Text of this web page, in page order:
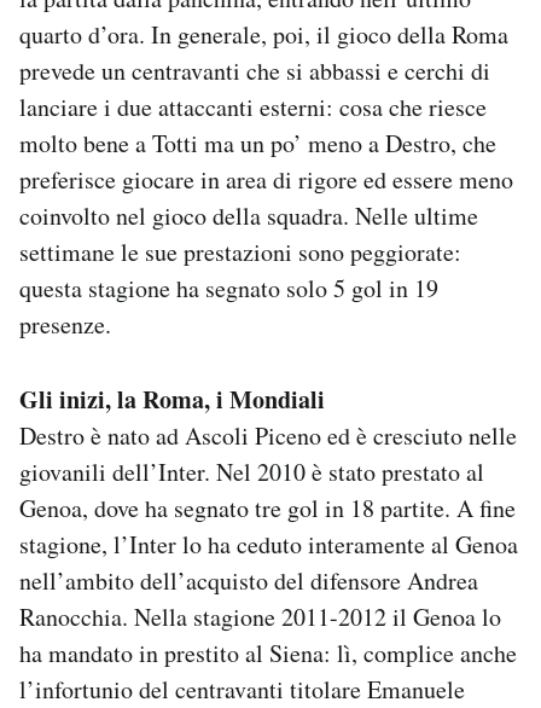
quarto d’ora. In generale, poi, il gioco della Roma
prevede un centravanti che si abbassi e cerchi di
lanciare i due attaccanti esterni: cosa che riesce
molto bene a Totti ma un po’ meno a Destro, che
preferisce giocare in area di rigore ed essere meno
coinvolto nel gioco della squadra. Nelle ultime
settimane le sue prestazioni sono peggiorate:
questa stagione ha segnato solo 5 gol in 19
presenze.
Gli inizi, la Roma, i Mondiali
Destro è nato ad Ascoli Piceno ed è cresciuto nelle
giovanili dell’Inter. Nel 2010 è stato prestato al
Genoa, dove ha segnato tre gol in 18 partite. A fine
stagione, l’Inter lo ha ceduto interamente al Genoa
nell’ambito dell’acquisto del difensore Andrea
Ranocchia. Nella stagione 2011-2012 il Genoa lo
ha mandato in prestito al Siena: lì, complice anche
l’infortunio del centravanti titolare Emanuele